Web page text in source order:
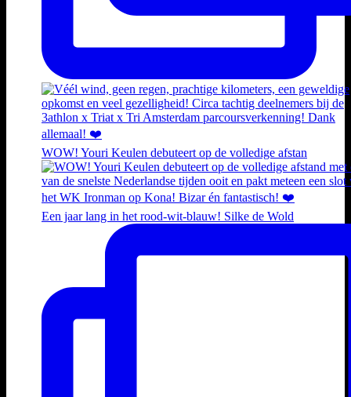
WOW! Youri Keulen debuteert op de volledige afstan
Een jaar lang in het rood-wit-blauw! Silke de Wold